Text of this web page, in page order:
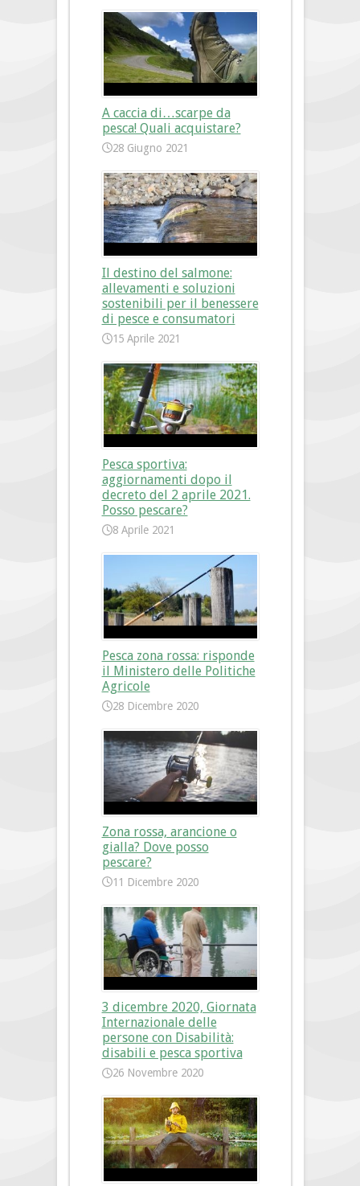
A caccia di…scarpe da
pesca! Quali acquistare?
28 Giugno 2021
Il destino del salmone:
allevamenti e soluzioni
sostenibili per il benessere
di pesce e consumatori
15 Aprile 2021
Pesca sportiva:
aggiornamenti dopo il
decreto del 2 aprile 2021.
Posso pescare?
8 Aprile 2021
Pesca zona rossa: risponde
il Ministero delle Politiche
Agricole
28 Dicembre 2020
Zona rossa, arancione o
gialla? Dove posso
pescare?
11 Dicembre 2020
3 dicembre 2020, Giornata
Internazionale delle
persone con Disabilità:
disabili e pesca sportiva
26 Novembre 2020